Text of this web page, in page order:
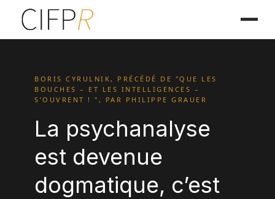
BORIS CYRULNIK, PRÉCÉDÉ DE "QUE LES
BOUCHES – ET LES INTELLIGENCES –
S’OUVRENT ! ", PAR PHILIPPE GRAUER
La psychanalyse
est devenue
dogmatique, c’est